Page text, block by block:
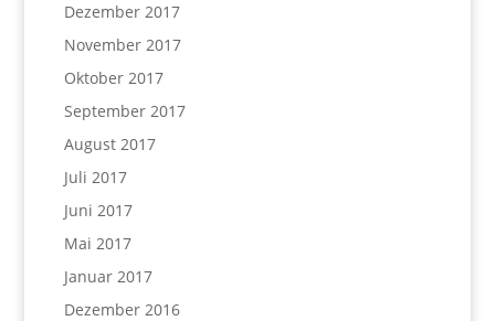
Dezember 2017
November 2017
Oktober 2017
September 2017
August 2017
Juli 2017
Juni 2017
Mai 2017
Januar 2017
Dezember 2016